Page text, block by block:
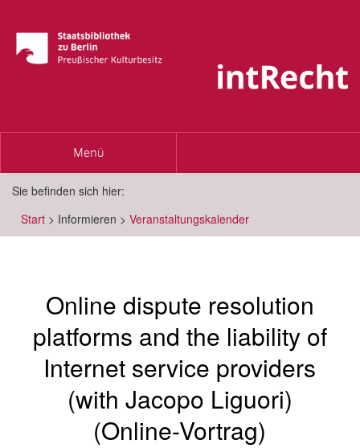
Toggle
Menü
Sie befinden sich hier:
Start > Informieren > Veranstaltungskalender
Online dispute resolution
platforms and the liability of
Internet service providers
(with Jacopo Liguori)
(Online-Vortrag)